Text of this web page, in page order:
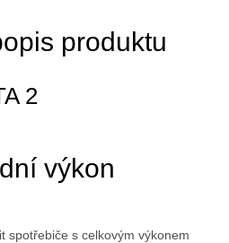
produktu
2
výkon
spotřebiče s celkovým výkonem